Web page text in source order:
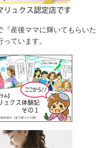
産後ママに輝いてもらいた
ています。